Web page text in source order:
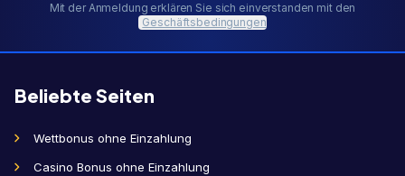
Mit der Anmeldung erklären Sie sich einverstanden mit den
Geschäftsbedingungen
Beliebte Seiten
Wettbonus ohne Einzahlung
Casino Bonus ohne Einzahlung